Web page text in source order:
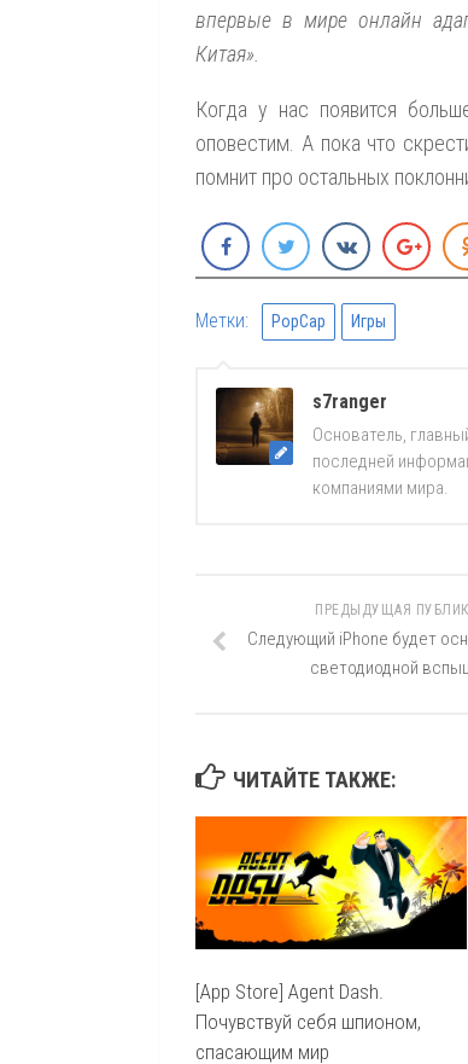
впервые в мире онлайн
Китая».
Когда у нас появится
оповестим. А пока что
помнит про остальных
Метки: PopCap Игры
s7ranger
Основатель,
последней
компаниями мира.
ПРЕДЫДУЩАЯ
Следующий iPhone будет
светодиодной
ЧИТАЙТЕ ТАКЖЕ:
[App Store] Agent Dash.
Почувствуй себя шпионом,
спасающим мир